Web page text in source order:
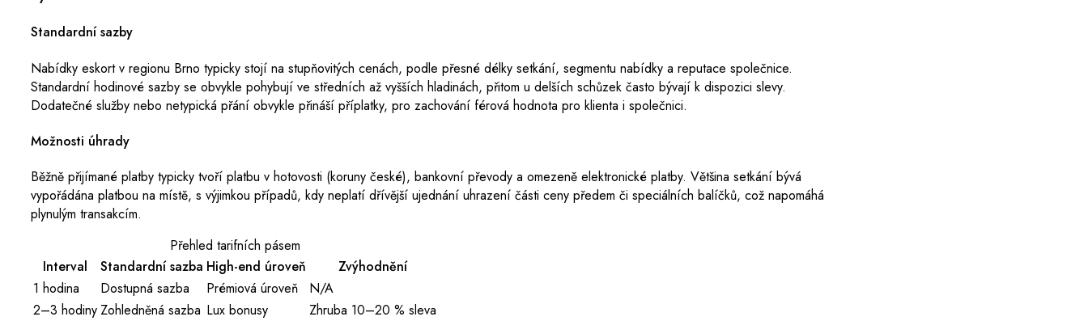
Standardní sazby
Nabídky eskort v regionu Brno typicky stojí na stupňovitých cenách, podle přesné délky setkání, segmentu nabídky a reputace společnice.
Standardní hodinové sazby se obvykle pohybují ve středních až vyšších hladinách, přitom u delších schůzek často bývají k dispozici slevy.
Dodatečné služby nebo netypická přání obvykle přináší příplatky, pro zachování férová hodnota pro klienta i společnici.
Možnosti úhrady
Běžně přijímané platby typicky tvoří platbu v hotovosti (koruny české), bankovní převody a omezeně elektronické platby. Většina setkání bývá
vypořádána platbou na místě, s výjimkou případů, kdy neplatí dřívější ujednání uhrazení části ceny předem či speciálních balíčků, což napomáhá
plynulým transakcím.
Přehled tarifních pásem
Interval
Standardní sazba High-end úroveň
Zvýhodnění
1 hodina
Dostupná sazba Prémiová úroveň
N/A
2–3 hodinyZohledněná sazba Lux bonusy
Zhruba 10–20 % sleva